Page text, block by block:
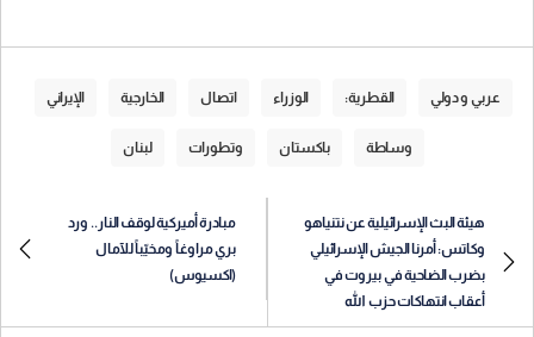
عربي و دولي القطرية: الوزراء اتصال الخارجية الإيراني
وساطة باكستان وتطورات لبنان
هيئة البث الإسرائيلية عن نتنياهو
وكاتس: أمرنا الجيش الإسرائيلي
بضرب الضاحية في بيروت في
أعقاب انتهاكات حزب الله
مبادرة أميركية لوقف النار.. ورد
بري مراوغاً ومخيّباً للآمال
(اكسيوس)